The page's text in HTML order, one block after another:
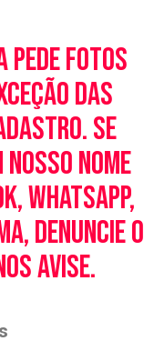
pede fotos
das
Se
nome
WhatsApp,
denuncie o
avise.